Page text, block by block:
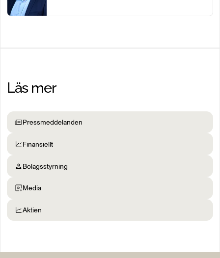
Läs mer
Pressmeddelanden
Finansiellt
Bolagsstyrning
Media
Aktien